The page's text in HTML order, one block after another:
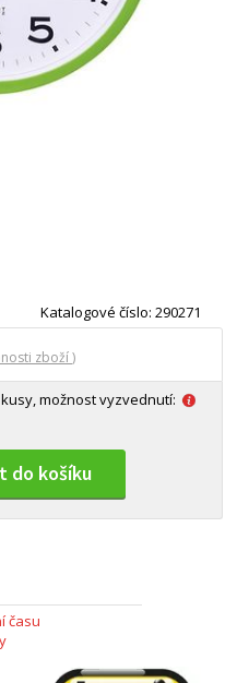
Katalogové číslo: 290271
zboží )
kusy, možnost vyzvednutí:
do košíku
času